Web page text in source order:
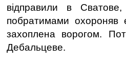
відправили в
побратимами
захоплена ворогом.
Дебальцеве.